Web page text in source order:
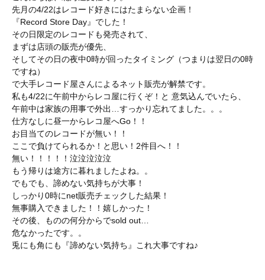
先月の4/22はレコード好きにはたまらない企画！
『Record Store Day』でした！
その日限定のレコードも発売されて、
まずは店頭の販売が優先、
そしてその日の夜中0時が回ったタイミング（つまりは翌日の0時
ですね）
で大手レコード屋さんによるネット販売が解禁です。
私も4/22に午前中からレコ屋に行くぞ！と 意気込んでいたら、
午前中は家族の用事で外出…すっかり忘れてました。。。
仕方なしに昼一からレコ屋へGo！！
お目当てのレコードが無い！！
ここで負けてられるか！と思い！2件目へ！！
無い！！！！！泣泣泣泣泣
もう帰りは途方に暮れましたよね。。
でもでも、諦めない気持ちが大事！
しっかり0時にnet販売チェックした結果！
無事購入できました！！嬉しかった！
その後、ものの何分からでsold out…
危なかったです。。
兎にも角にも『諦めない気持ち』これ大事ですね♪